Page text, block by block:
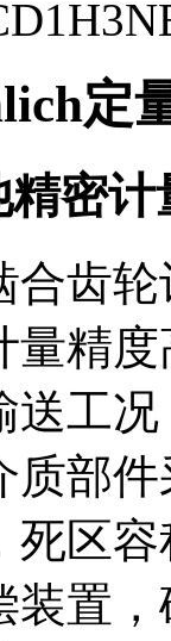
定
密计
合齿
量精
送工
质部
死区
装置